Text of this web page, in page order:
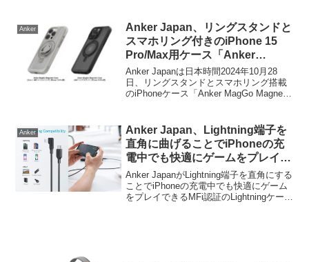
レスマイクロホ...
Anker
Anker Japan、リングスタンドと
スマホリング付きのiPhone 15
Pro/Max用ケース「Anker
MagGo Magnetic Case (2-in-1,
360°シリコンリング)」などを発
売。
Anker Japanは日本時間2024年10月28
日、リングスタンドとスマホリング搭載
のiPhoneケース「Anker MagGo Magnetic
「Anker MagGo Magnetic Case (360°リ
ングスタンド) (A90H1)」のiPhone 15
Pro/iPhone 15 Pro Maxモデルを新たに発
売しています。
Anker
Anker Japan、Lightning端子を
直角に曲げることでiPhoneの充
電中でも快適にゲームをプレイで
きるMFi認証のLightningケーブ
ル「Anker PowerLine Play 90
USB-C & ライトニングケーブ
Anker JapanがLightning端子を直角にする
ことでiPhoneの充電中でも快適にゲーム
をプレイできるMFi認証のLightningケーブ